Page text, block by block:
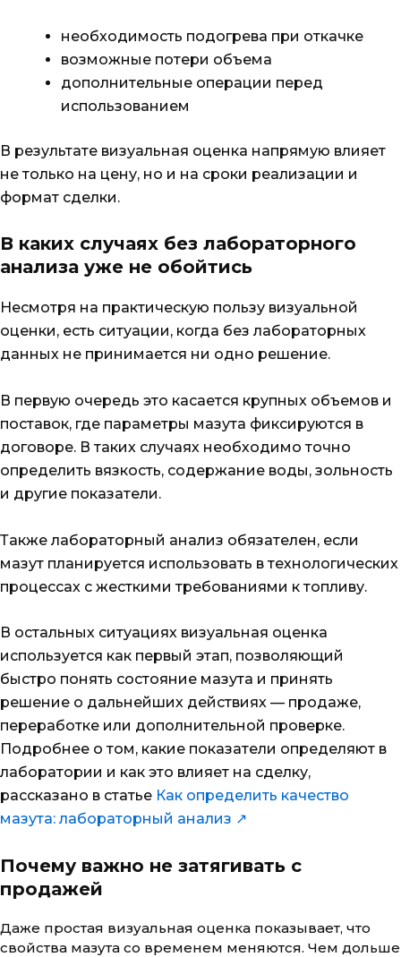
необходимость подогрева при откачке
возможные потери объема
дополнительные операции перед
использованием
В результате визуальная оценка напрямую влияет
не только на цену, но и на сроки реализации и
формат сделки.
В каких случаях без лабораторного
анализа уже не обойтись
Несмотря на практическую пользу визуальной
оценки, есть ситуации, когда без лабораторных
данных не принимается ни одно решение.
В первую очередь это касается крупных объемов и
поставок, где параметры мазута фиксируются в
договоре. В таких случаях необходимо точно
определить вязкость, содержание воды, зольность
и другие показатели.
Также лабораторный анализ обязателен, если
мазут планируется использовать в технологических
процессах с жесткими требованиями к топливу.
В остальных ситуациях визуальная оценка
используется как первый этап, позволяющий
быстро понять состояние мазута и принять
решение о дальнейших действиях — продаже,
переработке или дополнительной проверке.
Подробнее о том, какие показатели определяют в
лаборатории и как это влияет на сделку,
рассказано в статье Как определить качество
мазута: лабораторный анализ ↗
Почему важно не затягивать с
продажей
Даже простая визуальная оценка показывает, что
свойства мазута со временем меняются. Чем дольше